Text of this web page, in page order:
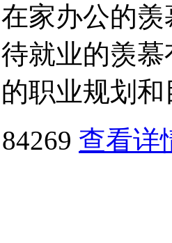
家办公的
就业的羡
职业规划和
84269 查看详